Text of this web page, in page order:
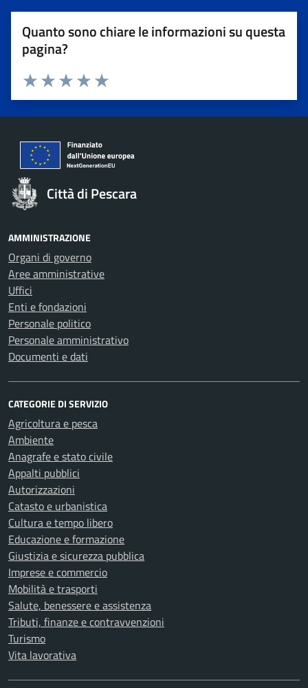
Quanto sono chiare le informazioni su questa
pagina?
Valuta 5 stelle su 5
Valuta 4 stelle su 5
Valuta 3 stelle su 5
Valuta 2 stelle su 5
Valuta 1 stelle su 5
Città di Pescara
AMMINISTRAZIONE
Organi di governo
Aree amministrative
Uffici
Enti e fondazioni
Personale politico
Personale amministrativo
Documenti e dati
CATEGORIE DI SERVIZIO
Agricoltura e pesca
Ambiente
Anagrafe e stato civile
Appalti pubblici
Autorizzazioni
Catasto e urbanistica
Cultura e tempo libero
Educazione e formazione
Giustizia e sicurezza pubblica
Imprese e commercio
Mobilità e trasporti
Salute, benessere e assistenza
Tributi, finanze e contravvenzioni
Turismo
Vita lavorativa